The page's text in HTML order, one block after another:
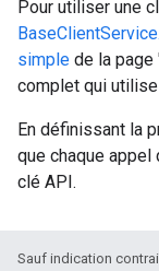
Pour utiliser une
simple de la
complet qui
En définissant la
que chaque
clé API.
Sauf indication